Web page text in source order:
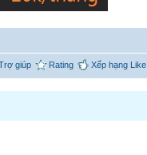
giúp Rating Xếp hạng Like